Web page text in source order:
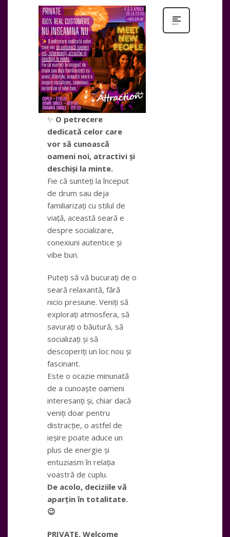
✨ O petrecere
dedicată celor care
vor să cunoască
oameni noi, atractivi și
deschiși la minte.
Fie că sunteți la început
de drum sau deja
familiarizați cu stilul de
viață, această seară e
despre socializare,
conexiuni autentice și
vibe bun.
Puteți să vă bucurați de o
seară relaxantă, fără
nicio presiune. Veniți să
explorați atmosfera, să
savurați o băutură, să
socializați și să
descoperiți un loc nou și
fascinant.
Este o ocazie minunată
de a cunoaște oameni
interesanți și, chiar dacă
veniți doar pentru
distracție, o astfel de
ieșire poate aduce un
plus de energie și
entuziasm în relația
voastră de cuplu.
De acolo, deciziile vă
aparțin în totalitate.
😉
PRIVATE. Welcome